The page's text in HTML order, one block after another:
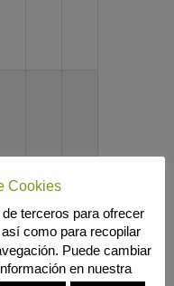
Cookies
terceros para ofrecer
como para recopilar
Puede cambiar
en nuestra